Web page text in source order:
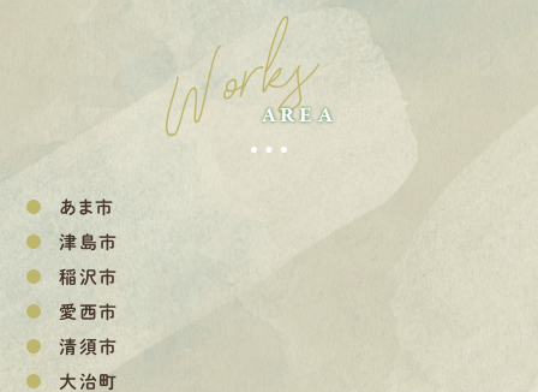
Works
AREA
あま市
津島市
稲沢市
愛西市
清須市
大治町